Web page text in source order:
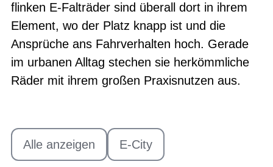
flinken E-Falträder sind überall dort in ihrem
Element, wo der Platz knapp ist und die
Ansprüche ans Fahrverhalten hoch. Gerade
im urbanen Alltag stechen sie herkömmliche
Räder mit ihrem großen Praxisnutzen aus.
Alle anzeigen E-City